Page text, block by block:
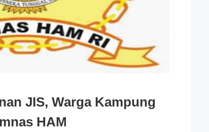
JIS, Warga Kampung
HAM